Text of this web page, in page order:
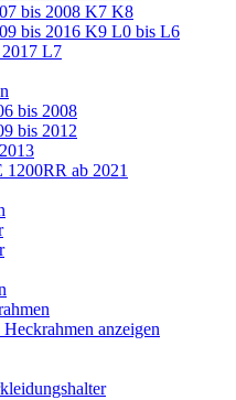
bis 2008 K7 K8
bis 2016 K9 L0 bis L6
L7
bis 2008
bis 2012
ab 2021
anzeigen